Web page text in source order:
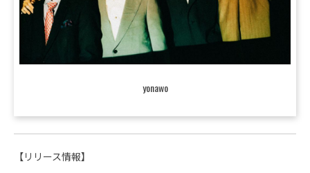
yonawo
【リリース情報】